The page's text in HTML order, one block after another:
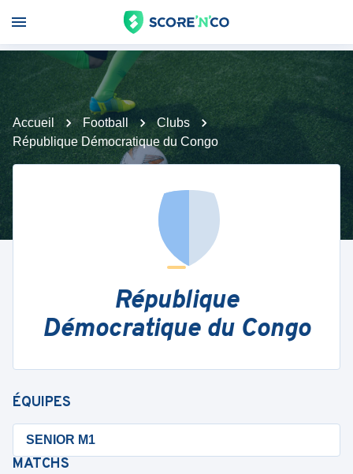
Accueil Football
Clubs
République Démocratique du Congo
République
Démocratique du Congo
ÉQUIPES
SENIOR M1
MATCHS